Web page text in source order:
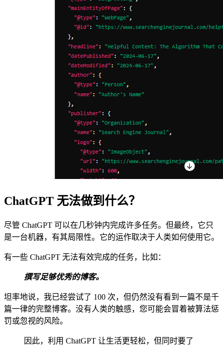
ChatGPT 无法做到什么？
尽管 ChatGPT 可以在几秒钟内完成许多任务。但最终，它只
是一台机器，有其局限性。它的运作取决于人类如何使用它。
有一些 ChatGPT 无法有效完成的任务，比如：
撰写足够优秀的博客。
坦率地说，我已经尝试了 100 次，但仍然没有看到一篇不是千
篇一律的完整博客。没有人类的触感，您可能会冒着被算法惩
罚或忽视的风险。
因此，利用 ChatGPT 让生活更轻松，但同时要了